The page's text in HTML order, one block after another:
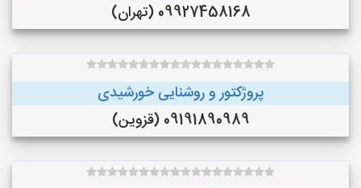
09927458168 (تهران)
پروژکتور و روشنایی خورشیدی
09191890989 (قزوین)